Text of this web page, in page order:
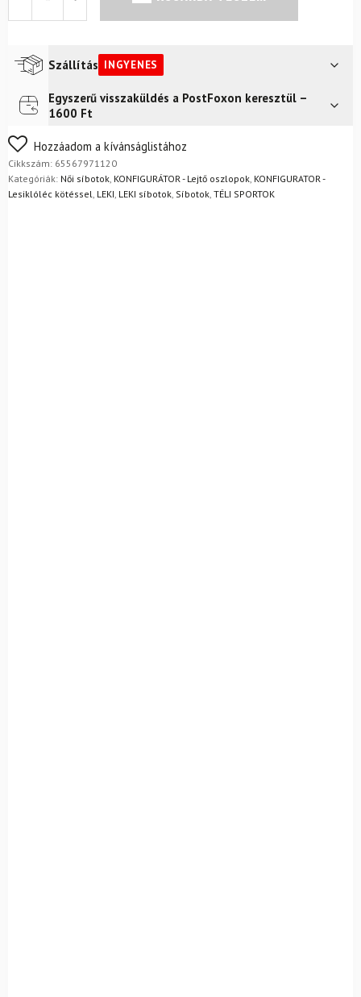
Rosegold
mennyiség
Szállítás INGYENES
Futár a címreIngyenes
FoxPost
Egyszerű visszaküldés a PostFoxon keresztül –
1600 Ft
Nem biztos a választásában? Semmi gond – a terméket
egyszerűen visszaküldheti 14 napon belül, indoklás nélkül.
Mik a visszaküldés feltételei?
Hozzáadom a kívánságlistához
Cikkszám: 65567971120
Kategóriák: Női síbotok KONFIGURÁTOR - Lejtő oszlopok KONFIGURATOR -
Lesiklóléc kötéssel LEKI LEKI síbotok Síbotok TÉLI SPORTOK